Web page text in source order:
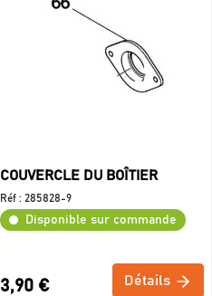
COUVERCLE DU BOÎTIER
Réf : 285828-9
Disponible sur commande
3,90 € Détails